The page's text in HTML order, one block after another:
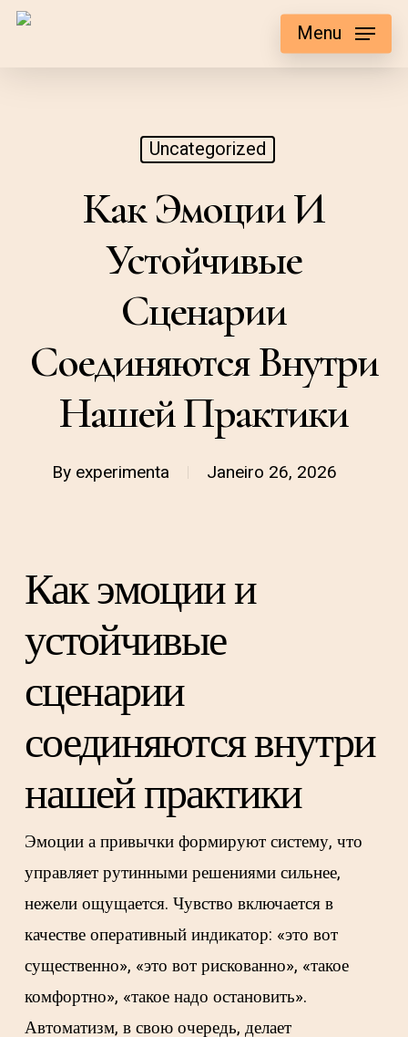
Skip
Menu
Uncategorized
Как Эмоции И
Устойчивые
Сценарии
Соединяются Внутри
Нашей Практики
By experimenta Janeiro 26, 2026
Как эмоции и
устойчивые
сценарии
соединяются внутри
нашей практики
Эмоции а привычки формируют систему, что
управляет рутинными решениями сильнее,
нежели ощущается. Чувство включается в
качестве оперативный индикатор: «это вот
существенно», «это вот рискованно», «такое
комфортно», «такое надо остановить».
Автоматизм, в свою очередь, делает